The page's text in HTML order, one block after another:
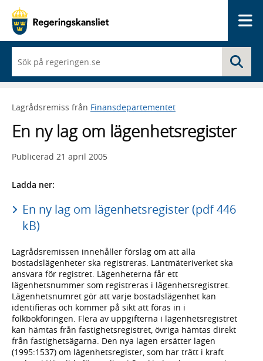
du
börjar
skriva
framträder
lista
med
sökförslag
Lagrådsremiss från Finansdepartementet
En ny lag om lägenhetsregister
Publicerad 21 april 2005
Ladda ner:
En ny lag om lägenhetsregister (pdf 446
kB)
Lagrådsremissen innehåller förslag om att alla
bostadslägenheter ska registreras. Lantmäteriverket ska
ansvara för registret. Lägenheterna får ett
lägenhetsnummer som registreras i lägenhetsregistret.
Lägenhetsnumret gör att varje bostadslägenhet kan
identifieras och kommer på sikt att föras in i
folkbokföringen. Flera av uppgifterna i lägenhetsregistret
kan hämtas från fastighetsregistret, övriga hämtas direkt
från fastighetsägarna. Den nya lagen ersätter lagen
(1995:1537) om lägenhetsregister, som har trätt i kraft